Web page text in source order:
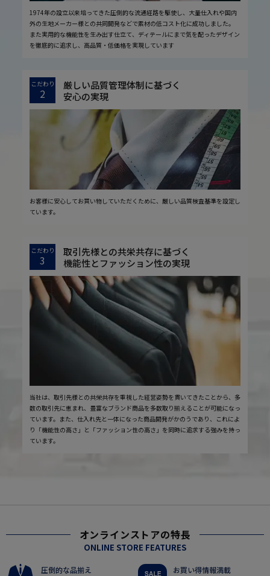
1974年の設立以来培ってきた圧倒的な流通経路を駆使し、大量仕入れや国内
外の生地メーカー様との共同開発などで素材の低コスト化に成功しました。
また実用的な機能性を生み出す仕立て、ディテールにまで気を配ったデザイン
を徹底的に追求し、高品質・低価格を実現しています
こだわり
2
厳しい品質管理体制に基づく
安心の実現
お客様に安心してお買い物していただくために、厳しい品質検査基準を設定し
ています。
こだわり
3
取引先様との共栄共存に基づく
機能性とファッション性の実現
当社は、取引先様との共栄共存を重視した経営姿勢を貫いてきたことから、多
数の取引先に恵まれ、豊富なブランド商品を多数取り揃えることが可能になっ
ています。また、仕入れ先と一体になった商品開発がかのうであり、これによ
り「機能性の高さ」と「ファッション性の高さ」を同時に追求する強みを持っ
ています。
オンラインストアの特長
ONLINE STORE FEATURES
圧倒的な品揃え お買い得情報満載